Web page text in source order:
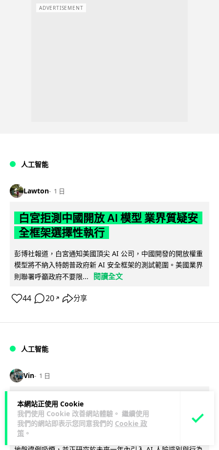
本網站正使用 Cookie
我們使用 Cookie 改善網站體驗。 繼續使用
我們的網站即表示您同意我們的 Cookie 政
策 。
ADVERTISEMENT
人工智能
Lawton 1 日
白宮拒測中國開放 AI 模型 業界質疑安
全框架選擇性執行
彭博社報道，白宮通知美國頂尖 AI 公司，中國開發的開放權重
模型將不納入特朗普政府新 AI 安全框架的測試範圍。美國業界
則聯署呼籲政府不要限...
閱讀全文
44 20 ↗ 分享
人工智能
Vin 1 日
地盤偷吸煙難逃高空法眼 勞工處出動熱
感無人機 擬加 AI 人臉識別精準執法
勞工處投入配備熱感應鏡頭的小型無人機進行高空巡邏以打擊